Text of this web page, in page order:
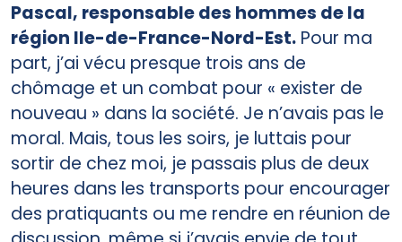
Pascal, responsable des hommes de la
région Ile-de-France-Nord-Est. Pour ma
part, j’ai vécu presque trois ans de
chômage et un combat pour « exister de
nouveau » dans la société. Je n’avais pas le
moral. Mais, tous les soirs, je luttais pour
sortir de chez moi, je passais plus de deux
heures dans les transports pour encourager
des pratiquants ou me rendre en réunion de